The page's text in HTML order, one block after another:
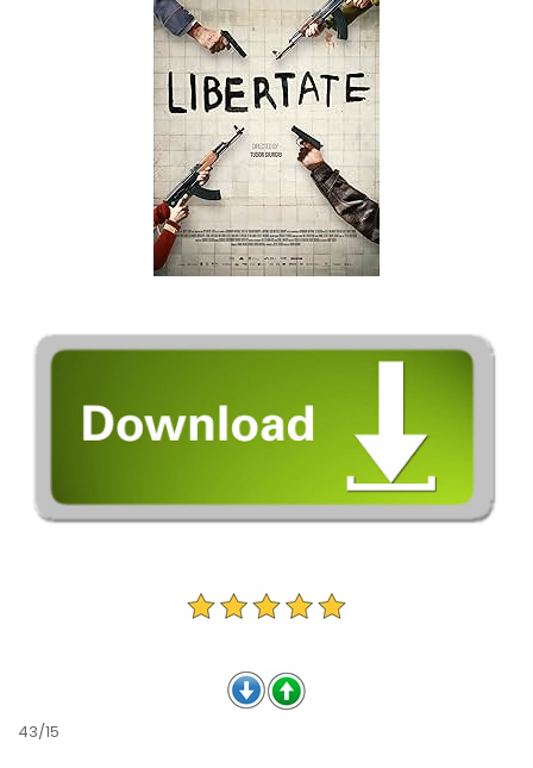
43/15